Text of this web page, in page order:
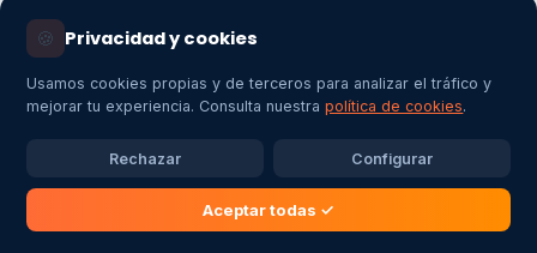
Aerotermia para 150 m²: precio real,
consumo y cómo elegir la mejor opción
Si estás valorando instalar aerotermia en una vivienda
🍪 Privacidad y cookies
Usamos cookies propias y de terceros para analizar el tráfico y
mejorar tu experiencia. Consulta nuestrapolítica de cookies.
Rechazar Configurar
Aceptar todas ✓